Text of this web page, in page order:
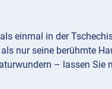
einmal in der
nur seine berühmte
– lassen Sie